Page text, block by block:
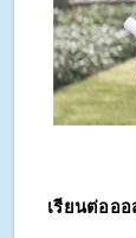
เรียนต่ออ